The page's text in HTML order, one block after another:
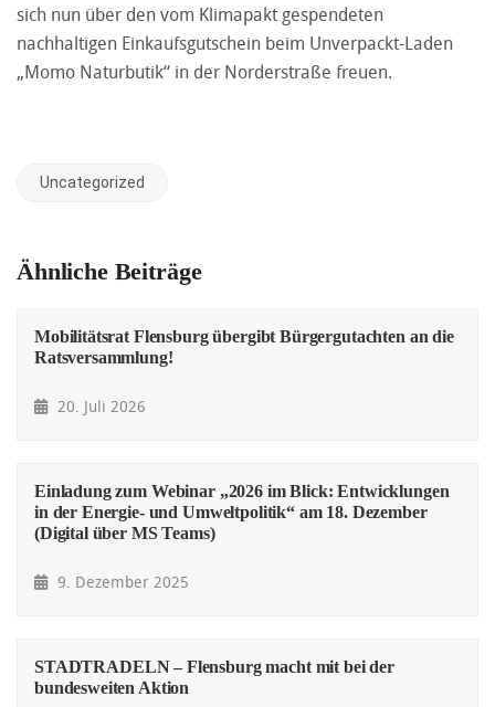
sich nun über den vom Klimapakt gespendeten
nachhaltigen Einkaufsgutschein beim Unverpackt-Laden
„Momo Naturbutik“ in der Norderstraße freuen.
Uncategorized
Ähnliche Beiträge
Mobilitätsrat Flensburg übergibt Bürgergutachten an die
Ratsversammlung!
20. Juli 2026
Einladung zum Webinar „2026 im Blick: Entwicklungen
in der Energie- und Umweltpolitik“ am 18. Dezember
(Digital über MS Teams)
9. Dezember 2025
STADTRADELN – Flensburg macht mit bei der
bundesweiten Aktion